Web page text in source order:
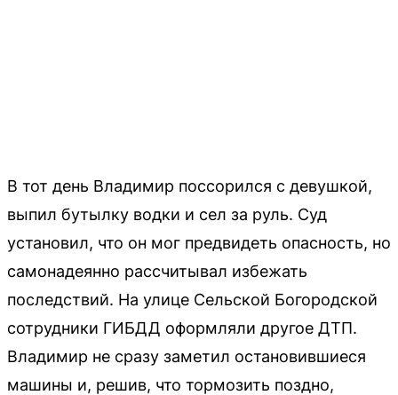
В тот день Владимир поссорился с девушкой,
выпил бутылку водки и сел за руль. Суд
установил, что он мог предвидеть опасность, но
самонадеянно рассчитывал избежать
последствий. На улице Сельской Богородской
сотрудники ГИБДД оформляли другое ДТП.
Владимир не сразу заметил остановившиеся
машины и, решив, что тормозить поздно,